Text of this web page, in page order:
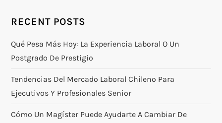
RECENT POSTS
Qué Pesa Más Hoy: La Experiencia Laboral O Un
Postgrado De Prestigio
Tendencias Del Mercado Laboral Chileno Para
Ejecutivos Y Profesionales Senior
Cómo Un Magíster Puede Ayudarte A Cambiar De